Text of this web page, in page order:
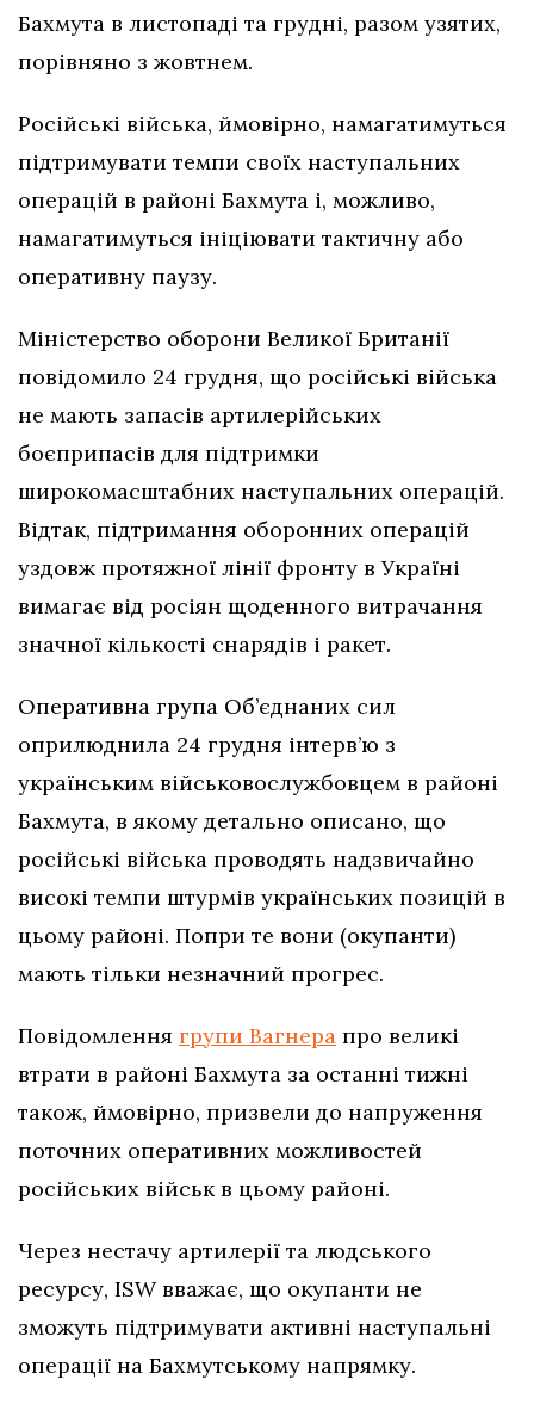
Бахмута в листопаді та грудні, разом узятих,
порівняно з жовтнем.
Російські війська, ймовірно, намагатимуться
підтримувати темпи своїх наступальних
операцій в районі Бахмута і, можливо,
намагатимуться ініціювати тактичну або
оперативну паузу.
Міністерство оборони Великої Британії
повідомило 24 грудня, що російські війська
не мають запасів артилерійських
боєприпасів для підтримки
широкомасштабних наступальних операцій.
Відтак, підтримання оборонних операцій
уздовж протяжної лінії фронту в Україні
вимагає від росіян щоденного витрачання
значної кількості снарядів і ракет.
Оперативна група Об’єднаних сил
оприлюднила 24 грудня інтерв’ю з
українським військовослужбовцем в районі
Бахмута, в якому детально описано, що
російські війська проводять надзвичайно
високі темпи штурмів українських позицій в
цьому районі. Попри те вони (окупанти)
мають тільки незначний прогрес.
Повідомлення групи Вагнера про великі
втрати в районі Бахмута за останні тижні
також, ймовірно, призвели до напруження
поточних оперативних можливостей
російських військ в цьому районі.
Через нестачу артилерії та людського
ресурсу, ISW вважає, що окупанти не
зможуть підтримувати активні наступальні
операції на Бахмутському напрямку.